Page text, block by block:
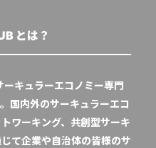
とは？
キュラーエコノミー専門
国内外のサーキュラーエコ
ワーキング、共創型サーキ
て企業や自治体の皆様のサ